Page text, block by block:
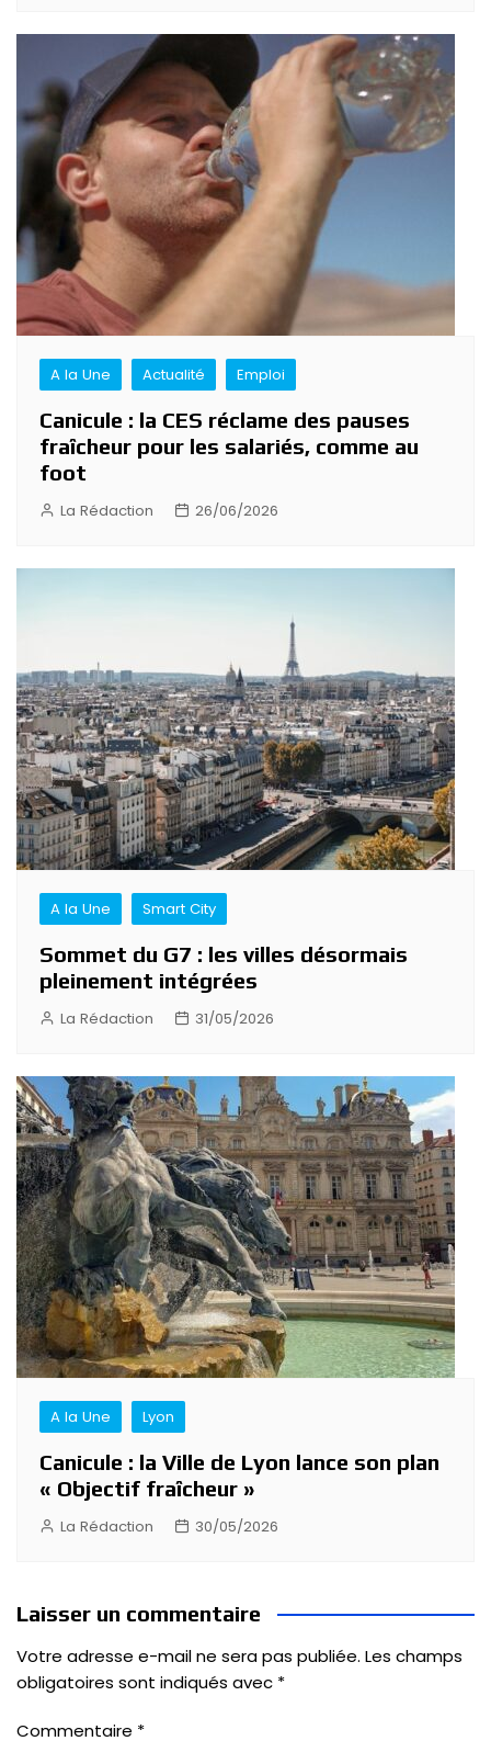
A la Une Actualité Emploi
Canicule : la CES réclame des pauses
fraîcheur pour les salariés, comme au
foot
La Rédaction 26/06/2026
A la Une Smart City
Sommet du G7 : les villes désormais
pleinement intégrées
La Rédaction 31/05/2026
A la Une Lyon
Canicule : la Ville de Lyon lance son plan
« Objectif fraîcheur »
La Rédaction 30/05/2026
Laisser un commentaire
Votre adresse e-mail ne sera pas publiée. Les champs
obligatoires sont indiqués avec *
Commentaire *